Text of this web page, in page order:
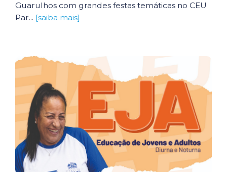
Guarulhos com grandes festas temáticas no CEU
Par... [saiba mais]